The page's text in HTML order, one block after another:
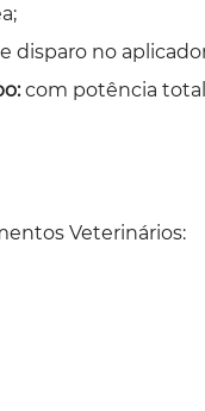
disparo no
com potência
Veterinários: